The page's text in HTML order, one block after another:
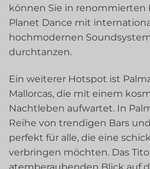
können Sie in renommierten
Planet Dance mit
hochmodernen
durchtanzen.
Ein weiterer Hotspot ist
Mallorcas, die mit einem
Nachtleben aufwartet. In
Reihe von trendigen Bars
perfekt für alle, die eine
verbringen möchten. Das